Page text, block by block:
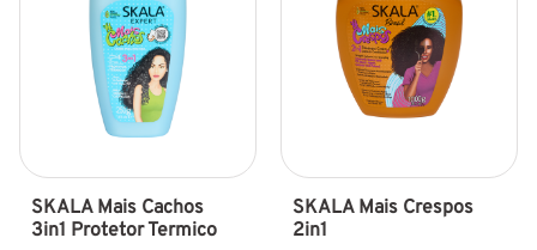
SKALA Mais Cachos
3in1 Protetor Termico
SKALA Mais Crespos
2in1